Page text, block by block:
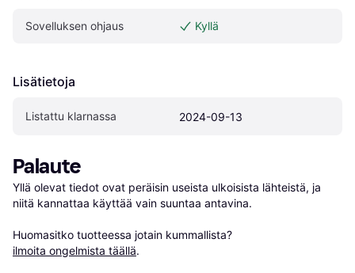
Sovelluksen ohjaus Kyllä
Lisätietoja
Listattu klarnassa 2024-09-13
Palaute
Yllä olevat tiedot ovat peräisin useista ulkoisista lähteistä, ja
niitä kannattaa käyttää vain suuntaa antavina.
Huomasitko tuotteessa jotain kummallista?
ilmoita ongelmista täällä.